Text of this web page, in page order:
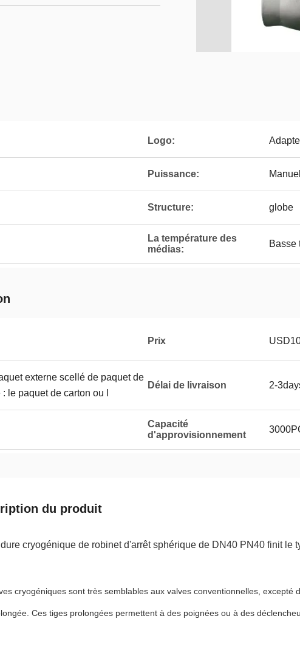
Logo:
Puissance: Manuel
Structure: globe
La température des
médias:
Basse
Prix
externe scellé de paquet de
le paquet de carton ou l
Délai de livraison 2-
Capacité
d'approvisionnement
du produit
cryogénique de robinet d'arrêt sphérique de DN40 PN40 finit le
cryogéniques sont très semblables aux valves conventionnelles,
Ces tiges prolongées permettent à des poignées ou à des